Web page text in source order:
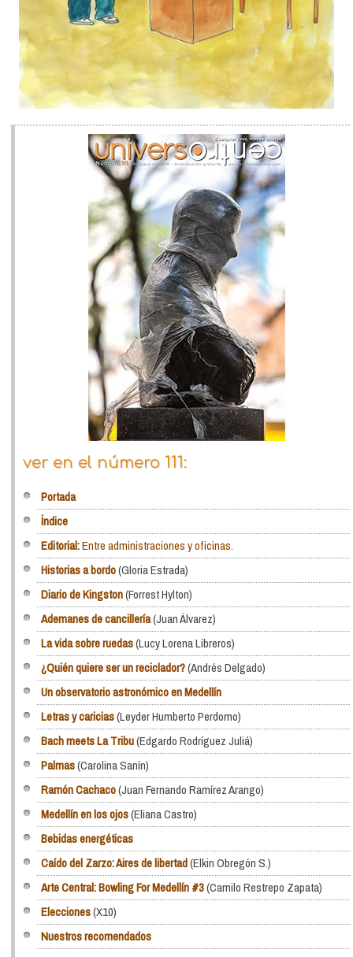
ver en el número 111:
Portada
Índice
Editorial:Entre administraciones y oficinas.
Historias a bordo(Gloria Estrada)
Diario de Kingston(Forrest Hylton)
Ademanes de cancillería(Juan Álvarez)
La vida sobre ruedas(Lucy Lorena Libreros)
¿Quién quiere ser un reciclador?(Andrés Delgado)
Un observatorio astronómico en Medellín
Letras y caricias(Leyder Humberto Perdomo)
Bach meets La Tribu(Edgardo Rodríguez Juliá)
Palmas(Carolina Sanín)
Ramón Cachaco(Juan Fernando Ramírez Arango)
Medellín en los ojos(Eliana Castro)
Bebidas energéticas
Caído del Zarzo: Aires de libertad(Elkin Obregón S.)
Arte Central: Bowling For Medellín #3(Camilo Restrepo Zapata)
Elecciones(X10)
Nuestros recomendados